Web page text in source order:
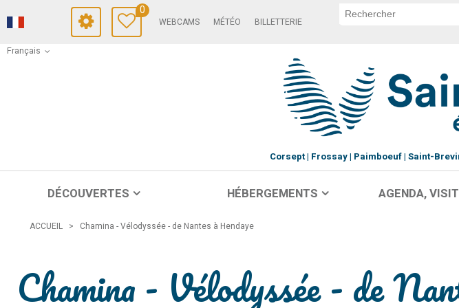
Français
0
WEBCAMS MÉTÉO BILLETTERIE
Corsept Frossay Paimboeuf Saint-
DÉCOUVERTES HÉBERGEMENTS AGENDA,
ACCUEIL > Chamina - Vélodyssée - de Nantes à Hendaye
Chamina - Vélodyssée - de